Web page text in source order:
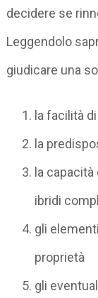
decidere se
Leggendolo
giudicare una
la facilità
la
la
ibridi
gli
proprietà
gli